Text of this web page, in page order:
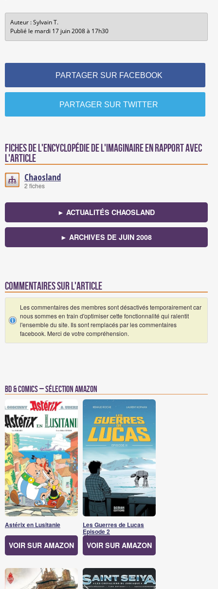
Auteur : Sylvain T.
Publié le mardi 17 juin 2008 à 17h30
PARTAGER SUR FACEBOOK
PARTAGER SUR TWITTER
Fiches de l'encyclopédie de l'imaginaire en rapport avec
l'article
Chaosland
2 fiches
► ACTUALITÉS CHAOSLAND
► ARCHIVES DE JUIN 2008
Commentaires sur l'article
Les commentaires des membres sont désactivés temporairement car
nous sommes en train d'optimiser cette fonctionnalité qui ralentit
l'ensemble du site. Ils sont remplacés par les commentaires
facebook. Merci de votre compréhension.
BD & Comics – Sélection Amazon
Astérix en Lusitanie
VOIR SUR AMAZON
Les Guerres de Lucas
Episode 2
VOIR SUR AMAZON